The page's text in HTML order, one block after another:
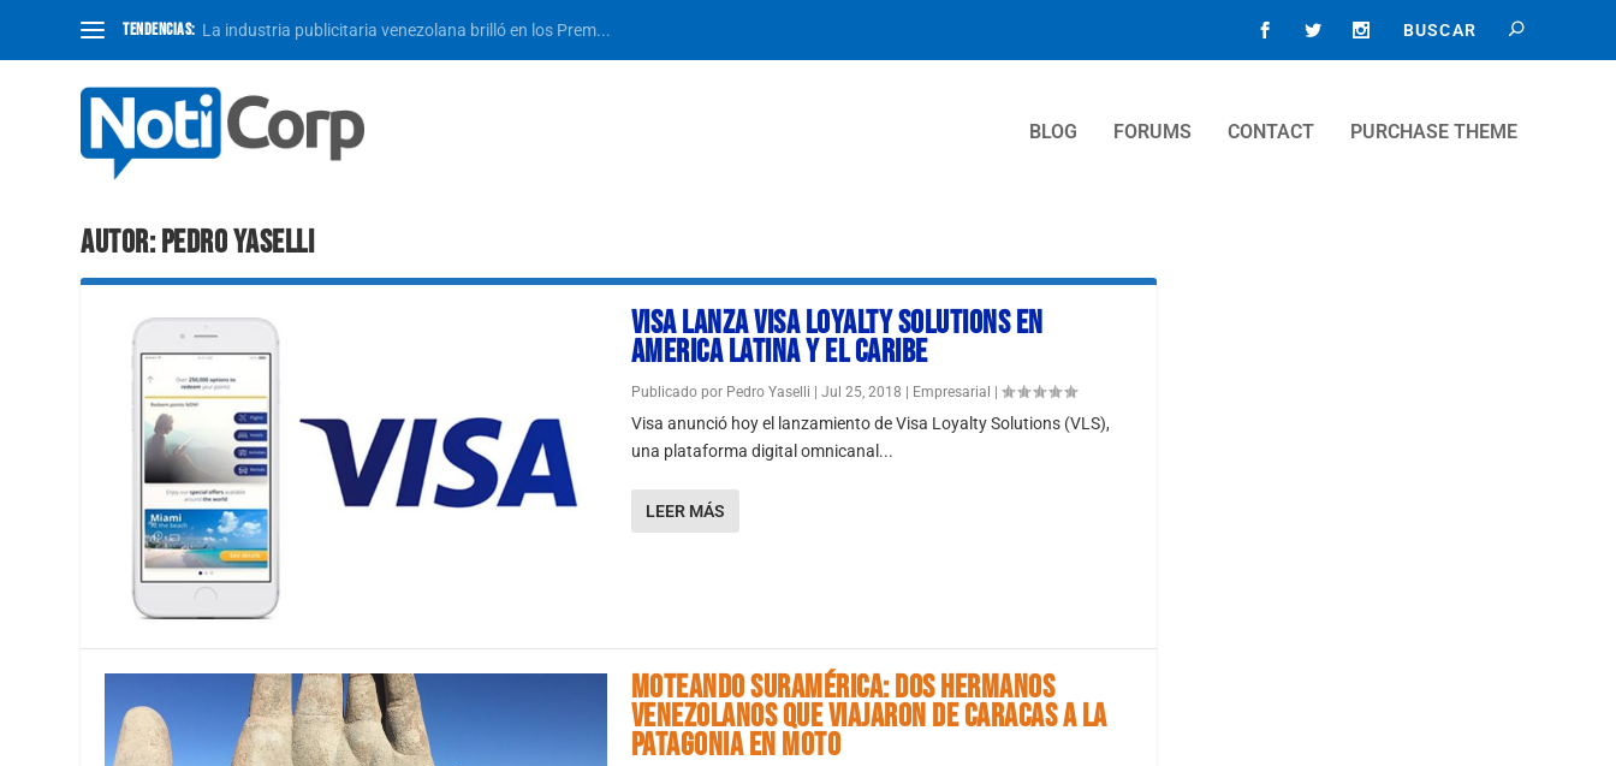
TENDENCIAS: La industria publicitaria venezolana brilló en los Prem...
BLOG FORUMS CONTACT PURCHASE THEME
AUTOR:PEDRO YASELLI
VISA LANZA VISA LOYALTY SOLUTIONS EN
AMERICA LATINA Y EL CARIBE
Publicado por Pedro Yaselli Jul 25, 2018 Empresarial
Visa anunció hoy el lanzamiento de Visa Loyalty Solutions (VLS),
una plataforma digital omnicanal...
LEER MÁS
MOTEANDO SURAMÉRICA: DOS HERMANOS
VENEZOLANOS QUE VIAJARON DE CARACAS A LA
PATAGONIA EN MOTO